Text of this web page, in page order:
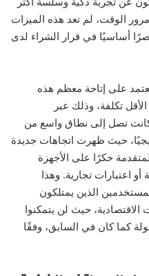
الوقت، لم تعد هذه الميزات
أساسيًا في قرار الشراء لدى
على إتاحة معظم هذه
تكلفة، وذلك عبر
كانت تصل إلى نطاق واسع من
حيث ظهرت اتجاهات جديدة
حكرًا على الأجهزة
اعتبارات تجارية. وهذا
الذين يمتلكون
حيث لن يتمكنوا
كما كان في السابق، وفقًا